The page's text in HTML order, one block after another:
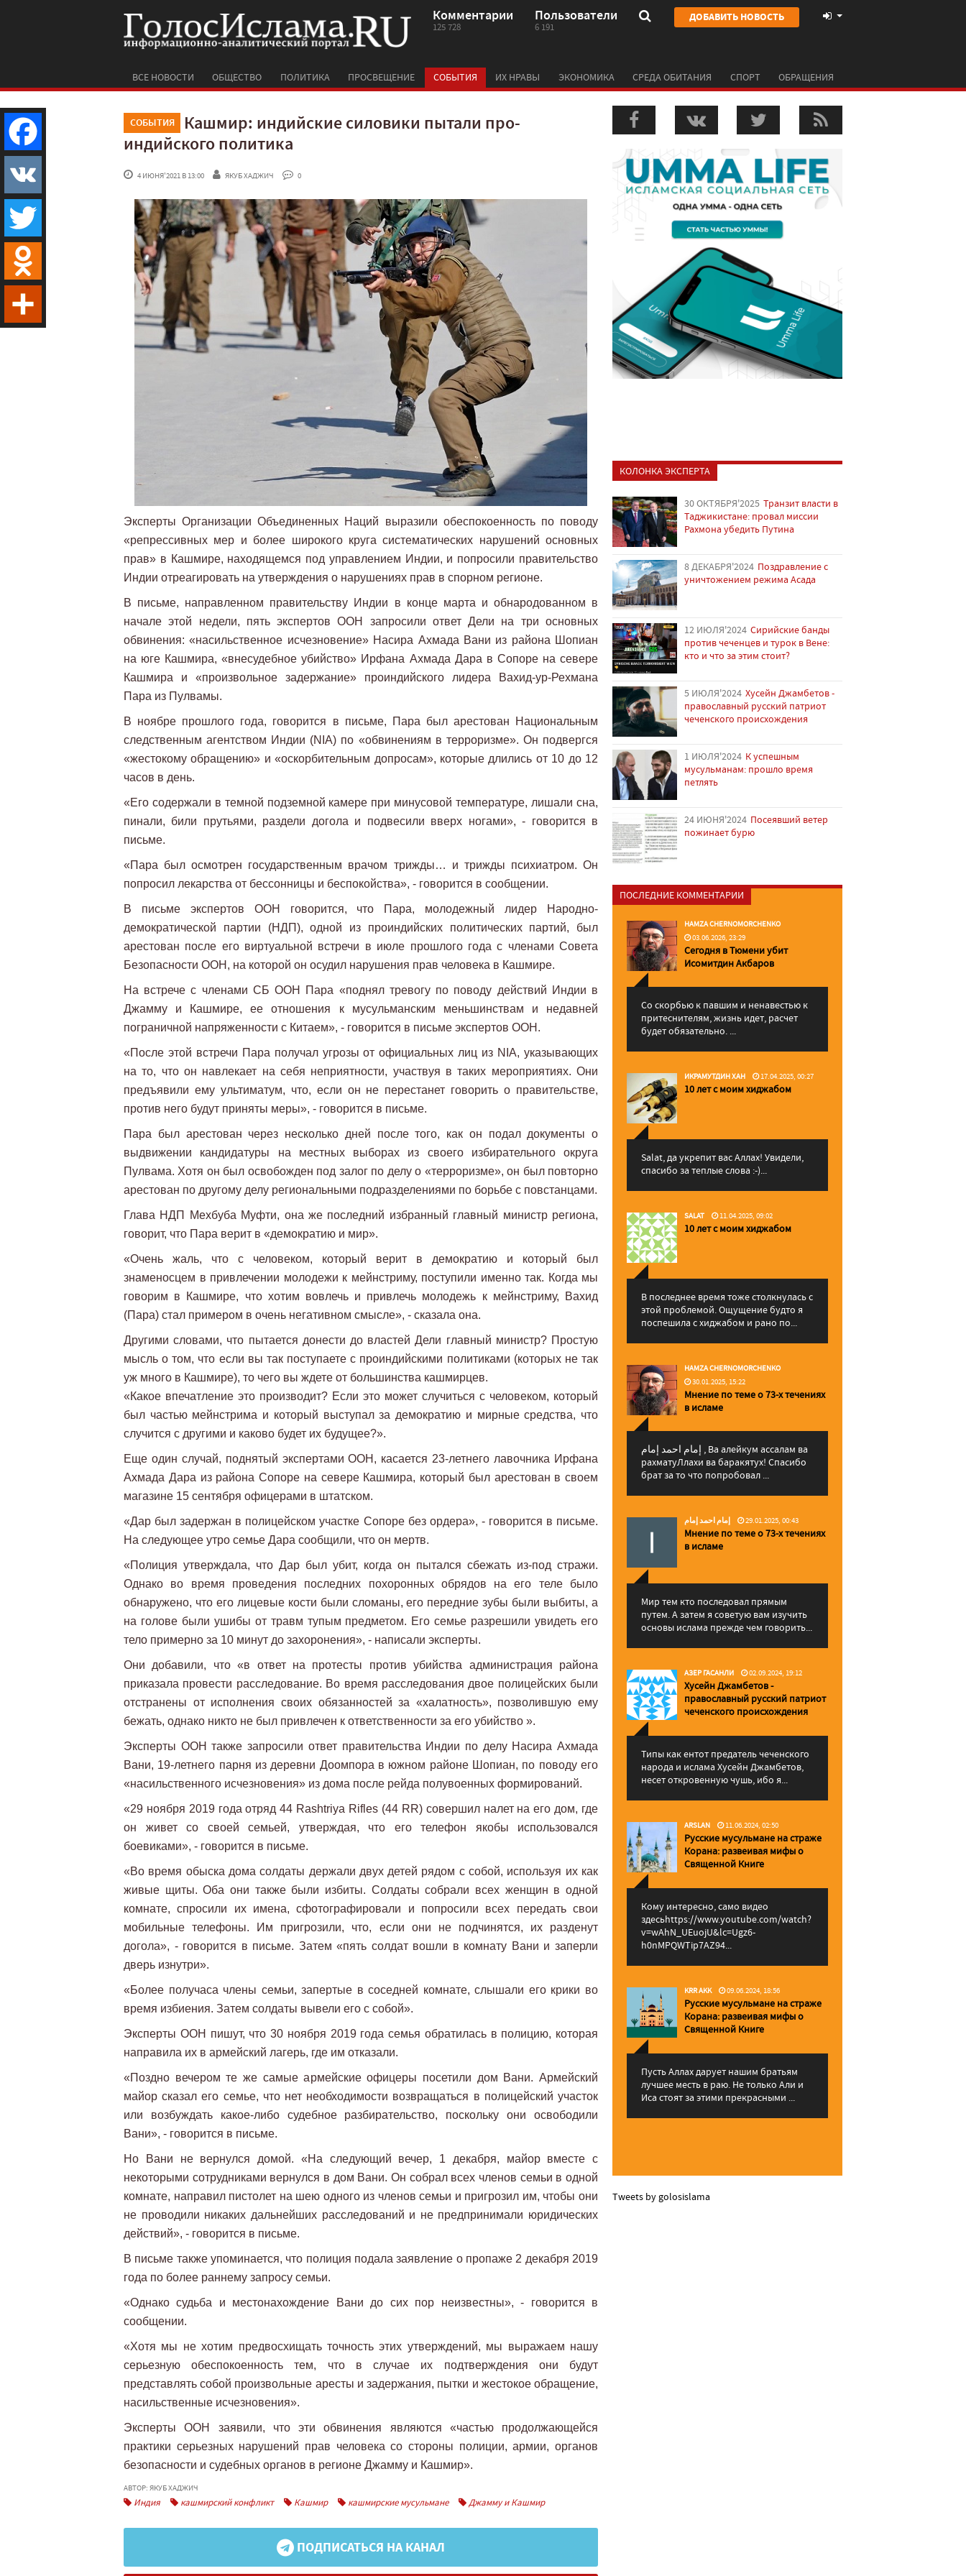
Комментарии
125 728
Пользователи
6 191
ДОБАВИТЬ НОВОСТЬ
ВСЕ НОВОСТИ ОБЩЕСТВО ПОЛИТИКА ПРОСВЕЩЕНИЕ СОБЫТИЯ ИХ НРАВЫ ЭКОНОМИКА СРЕДА ОБИТАНИЯ СПОРТ ОБРАЩЕНИЯ
СОБЫТИЯ
Кашмир: индийские силовики пытали про-
индийского политика
4 ИЮНЯ'2021 В 13:00 ЯКУБ ХАДЖИЧ 0
Эксперты Организации Объединенных Наций выразили обеспокоенность по поводу
«репрессивных мер и более широкого круга систематических нарушений основных
прав» в Кашмире, находящемся под управлением Индии, и попросили правительство
Индии отреагировать на утверждения о нарушениях прав в спорном регионе.
В письме, направленном правительству Индии в конце марта и обнародованном в
начале этой недели, пять экспертов ООН запросили ответ Дели на три основных
обвинения: «насильственное исчезновение» Насира Ахмада Вани из района Шопиан
на юге Кашмира, «внесудебное убийство» Ирфана Ахмада Дара в Сопоре на севере
Кашмира и «произвольное задержание» проиндийского лидера Вахид-ур-Рехмана
Пара из Пулвамы.
В ноябре прошлого года, говорится в письме, Пара был арестован Национальным
следственным агентством Индии (NIA) по «обвинениям в терроризме». Он подвергся
«жестокому обращению» и «оскорбительным допросам», которые длились от 10 до 12
часов в день.
«Его содержали в темной подземной камере при минусовой температуре, лишали сна,
пинали, били прутьями, раздели догола и подвесили вверх ногами», - говорится в
письме.
«Пара был осмотрен государственным врачом трижды… и трижды психиатром. Он
попросил лекарства от бессонницы и беспокойства», - говорится в сообщении.
В письме экспертов ООН говорится, что Пара, молодежный лидер Народно-
демократической партии (НДП), одной из проиндийских политических партий, был
арестован после его виртуальной встречи в июле прошлого года с членами Совета
Безопасности ООН, на которой он осудил нарушения прав человека в Кашмире.
На встрече с членами СБ ООН Пара «поднял тревогу по поводу действий Индии в
Джамму и Кашмире, ее отношения к мусульманским меньшинствам и недавней
пограничной напряженности с Китаем», - говорится в письме экспертов ООН.
«После этой встречи Пара получал угрозы от официальных лиц из NIA, указывающих
на то, что он навлекает на себя неприятности, участвуя в таких мероприятиях. Они
предъявили ему ультиматум, что, если он не перестанет говорить о правительстве,
против него будут приняты меры», - говорится в письме.
Пара был арестован через несколько дней после того, как он подал документы о
выдвижении кандидатуры на местных выборах из своего избирательного округа
Пулвама. Хотя он был освобожден под залог по делу о «терроризме», он был повторно
арестован по другому делу региональными подразделениями по борьбе с повстанцами.
Глава НДП Мехбуба Муфти, она же последний избранный главный министр региона,
говорит, что Пара верит в «демократию и мир».
«Очень жаль, что с человеком, который верит в демократию и который был
знаменосцем в привлечении молодежи к мейнстриму, поступили именно так. Когда мы
говорим в Кашмире, что хотим вовлечь и привлечь молодежь к мейнстриму, Вахид
(Пара) стал примером в очень негативном смысле», - сказала она.
Другими словами, что пытается донести до властей Дели главный министр? Простую
мысль о том, что если вы так поступаете с проиндийскими политиками (которых не так
уж много в Кашмире), то чего вы ждете от большинства кашмирцев.
«Какое впечатление это производит? Если это может случиться с человеком, который
был частью мейнстрима и который выступал за демократию и мирные средства, что
случится с другими и каково будет их будущее?».
Еще один случай, поднятый экспертами ООН, касается 23-летнего лавочника Ирфана
Ахмада Дара из района Сопоре на севере Кашмира, который был арестован в своем
магазине 15 сентября офицерами в штатском.
«Дар был задержан в полицейском участке Сопоре без ордера», - говорится в письме.
На следующее утро семье Дара сообщили, что он мертв.
«Полиция утверждала, что Дар был убит, когда он пытался сбежать из-под стражи.
Однако во время проведения последних похоронных обрядов на его теле было
обнаружено, что его лицевые кости были сломаны, его передние зубы были выбиты, а
на голове были ушибы от травм тупым предметом. Его семье разрешили увидеть его
тело примерно за 10 минут до захоронения», - написали эксперты.
Они добавили, что «в ответ на протесты против убийства администрация района
приказала провести расследование. Во время расследования двое полицейских были
отстранены от исполнения своих обязанностей за «халатность», позволившую ему
бежать, однако никто не был привлечен к ответственности за его убийство ».
Эксперты ООН также запросили ответ правительства Индии по делу Насира Ахмада
Вани, 19-летнего парня из деревни Доомпора в южном районе Шопиан, по поводу его
«насильственного исчезновения» из дома после рейда полувоенных формирований.
«29 ноября 2019 года отряд 44 Rashtriya Rifles (44 RR) совершил налет на его дом, где
он живет со своей семьей, утверждая, что его телефон якобы использовался
боевиками», - говорится в письме.
«Во время обыска дома солдаты держали двух детей рядом с собой, используя их как
живые щиты. Оба они также были избиты. Солдаты собрали всех женщин в одной
комнате, спросили их имена, сфотографировали и попросили всех передать свои
мобильные телефоны. Им пригрозили, что, если они не подчинятся, их разденут
догола», - говорится в письме. Затем «пять солдат вошли в комнату Вани и заперли
дверь изнутри».
«Более получаса члены семьи, запертые в соседней комнате, слышали его крики во
время избиения. Затем солдаты вывели его с собой».
Эксперты ООН пишут, что 30 ноября 2019 года семья обратилась в полицию, которая
направила их в армейский лагерь, где им отказали.
«Поздно вечером те же самые армейские офицеры посетили дом Вани. Армейский
майор сказал его семье, что нет необходимости возвращаться в полицейский участок
или возбуждать какое-либо судебное разбирательство, поскольку они освободили
Вани», - говорится в письме.
Но Вани не вернулся домой. «На следующий вечер, 1 декабря, майор вместе с
некоторыми сотрудниками вернулся в дом Вани. Он собрал всех членов семьи в одной
комнате, направил пистолет на шею одного из членов семьи и пригрозил им, чтобы они
не проводили никаких дальнейших расследований и не предпринимали юридических
действий», - говорится в письме.
В письме также упоминается, что полиция подала заявление о пропаже 2 декабря 2019
года по более раннему запросу семьи.
«Однако судьба и местонахождение Вани до сих пор неизвестны», - говорится в
сообщении.
«Хотя мы не хотим предвосхищать точность этих утверждений, мы выражаем нашу
серьезную обеспокоенность тем, что в случае их подтверждения они будут
представлять собой произвольные аресты и задержания, пытки и жестокое обращение,
насильственные исчезновения».
Эксперты ООН заявили, что эти обвинения являются «частью продолжающейся
практики серьезных нарушений прав человека со стороны полиции, армии, органов
безопасности и судебных органов в регионе Джамму и Кашмир».
АВТОР: ЯКУБ ХАДЖИЧ
Индия кашмирский конфликт Кашмир кашмирские мусульмане Джамму и Кашмир
ПОДПИСАТЬСЯ НА КАНАЛ
КОЛОНКА ЭКСПЕРТА
30 ОКТЯБРЯ'2025 Транзит власти в
Таджикистане: провал миссии
Рахмона убедить Путина
8 ДЕКАБРЯ'2024 Поздравление с
уничтожением режима Асада
12 ИЮЛЯ'2024 Сирийские банды
против чеченцев и турок в Вене:
кто и что за этим стоит?
5 ИЮЛЯ'2024 Хусейн Джамбетов -
православный русский патриот
чеченского происхождения
1 ИЮЛЯ'2024 К успешным
мусульманам: прошло время
петлять
24 ИЮНЯ'2024 Посеявший ветер
пожинает бурю
ПОСЛЕДНИЕ КОММЕНТАРИИ
HAMZA CHERNOMORCHENKO
03.06.2026, 23:29
Сегодня в Тюмени убит
Исомитдин Акбаров
Со скорбью к павшим и ненавестью к
притеснителям, жизнь идет, расчет
будет обязательно. ...
ИКРАМУТДИН ХАН 17.04.2025, 00:27
10 лет с моим хиджабом
Salat, да укрепит вас Аллаx! Увидели,
спасибо за теплые слова :-)...
SALAT 11.04.2025, 09:02
10 лет с моим хиджабом
В последнее время тоже столкнулась с
этой проблемой. Ощущение будто я
поспешила с хиджабом и рано по...
HAMZA CHERNOMORCHENKO
30.01.2025, 15:22
Мнение по теме о 73-х течениях
в исламе
إمام احمد إمام , Ва алейкум ассалам ва
рахматуЛлахи ва баракятух! Спасибо
брат за то что попробовал ...
إمام احمد إمام 29.01.2025, 00:43
Мнение по теме о 73-х течениях
в исламе
Мир тем кто последовал прямым
путем. А затем я советую вам изучить
основы ислама прежде чем говорить...
АЗЕР ГАСАНЛИ 02.09.2024, 19:12
Хусейн Джамбетов -
православный русский патриот
чеченского происхождения
Типы как ентот предатель чеченского
народа и ислама Хусейн Джамбетов,
несет откровенную чушь, ибо я...
ARSLAN 11.06.2024, 02:50
Русские мусульмане на страже
Корана: pазвеивая мифы о
Священной Книге
Кому интересно, само видео
здесьhttps://www.youtube.com/watch?
v=wAhN_UEuojU&lc=Ugz6-
h0nMPQWTip7AZ94...
KRR AKK 09.06.2024, 18:56
Русские мусульмане на страже
Корана: pазвеивая мифы о
Священной Книге
Пусть Аллах дарует нашим братьям
лучшее месть в раю. Не только Али и
Иса стоят за этими прекрасными ...
Tweets by golosislama
Facebook
VK
Twitter
Odnoklassniki